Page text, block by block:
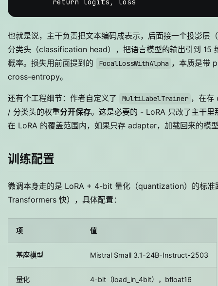
也就是说，主干负责把文本编码成表示，后面接一个投影
分类头（classification head），把语言模型的输出引到 15
概率。损失用前面提到的
FocalLossWithAlpha ，本质是带
cross-entropy。
还有个工程细节：作者自定义了 MultiLabelTrainer ，在
/ 分类头的权重分开保存。这是必要的 - LoRA 只改了主干
在 LoRA 的覆盖范围内，如果只存 adapter，加载回来的模
训练配置
微调本身走的是 LoRA + 4-bit 量化（quantization）的标准
Transformers 快），具体配置：
项 值
基座模型 Mistral Small 3.1-24B-Instruct-2503
量化 4-bit（load_in_4bit），bfloat16